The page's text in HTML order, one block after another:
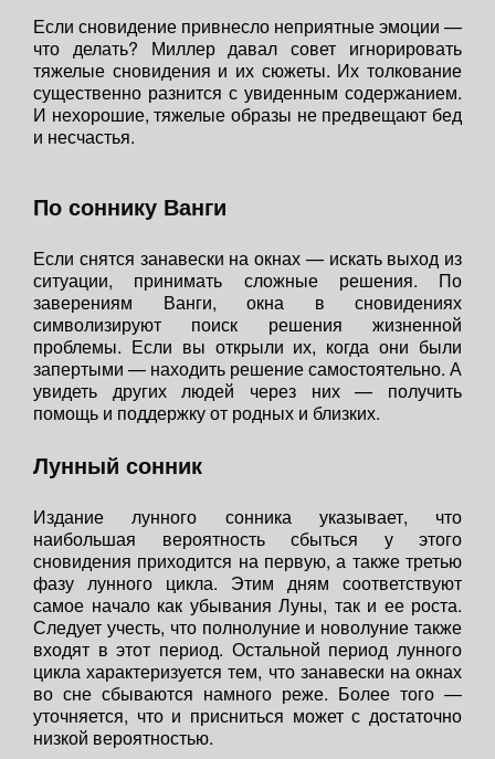
Если сновидение привнесло неприятные эмоции —
что делать? Миллер давал совет игнорировать
тяжелые сновидения и их сюжеты. Их толкование
существенно разнится с увиденным содержанием.
И нехорошие, тяжелые образы не предвещают бед
и несчастья.
По соннику Ванги
Если снятся занавески на окнах — искать выход из
ситуации, принимать сложные решения. По
заверениям Ванги, окна в сновидениях
символизируют поиск решения жизненной
проблемы. Если вы открыли их, когда они были
запертыми — находить решение самостоятельно. А
увидеть других людей через них — получить
помощь и поддержку от родных и близких.
Лунный сонник
Издание лунного сонника указывает, что
наибольшая вероятность сбыться у этого
сновидения приходится на первую, а также третью
фазу лунного цикла. Этим дням соответствуют
самое начало как убывания Луны, так и ее роста.
Следует учесть, что полнолуние и новолуние также
входят в этот период. Остальной период лунного
цикла характеризуется тем, что занавески на окнах
во сне сбываются намного реже. Более того —
уточняется, что и присниться может с достаточно
низкой вероятностью.